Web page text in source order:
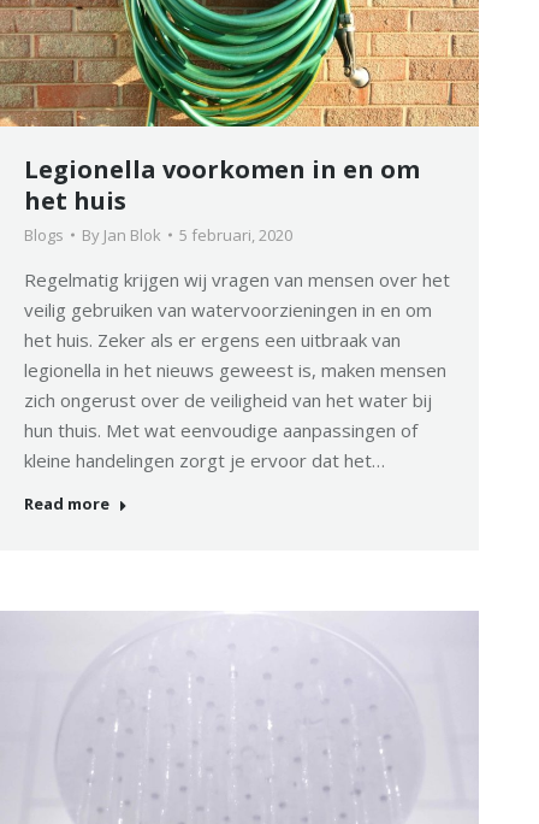
Legionella voorkomen in en om
het huis
Blogs By Jan Blok 5 februari, 2020
Regelmatig krijgen wij vragen van mensen over het
veilig gebruiken van watervoorzieningen in en om
het huis. Zeker als er ergens een uitbraak van
legionella in het nieuws geweest is, maken mensen
zich ongerust over de veiligheid van het water bij
hun thuis. Met wat eenvoudige aanpassingen of
kleine handelingen zorgt je ervoor dat het…
Read more